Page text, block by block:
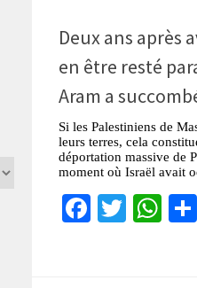
Deux ans après
en être resté
Aram a
Si les Palestiniens de
leurs terres, cela
déportation massive de
moment où Israël avait
Facebook
Twitter